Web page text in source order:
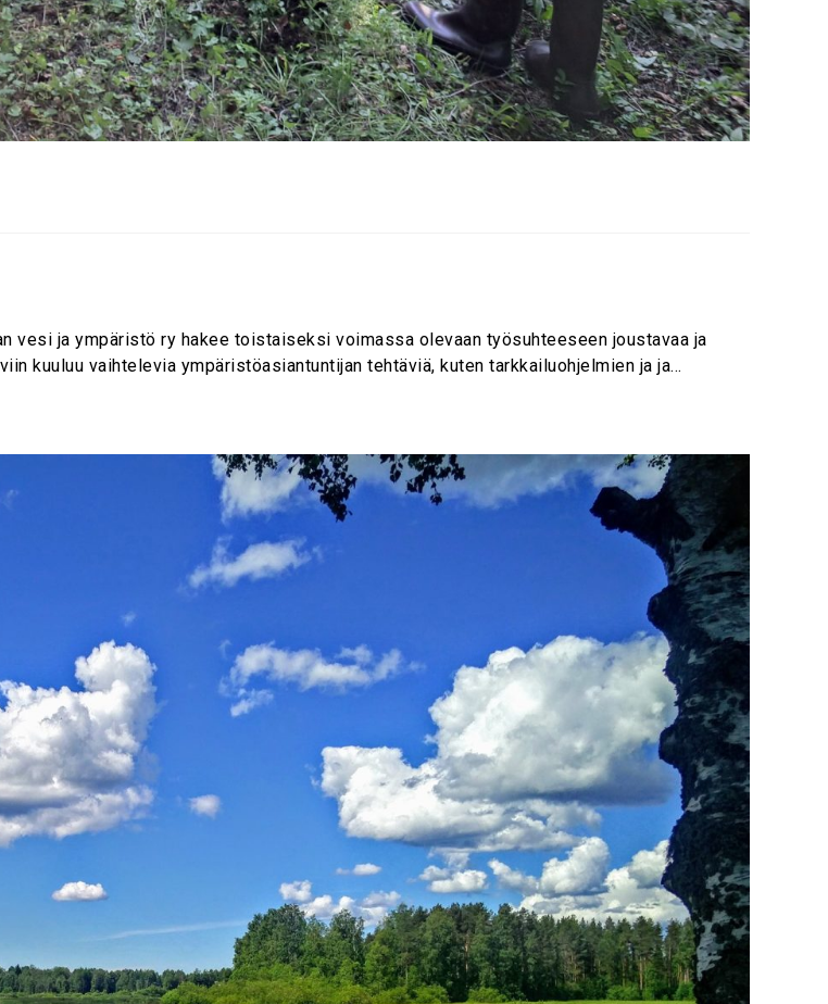
vesi ja ympäristö ry hakee toistaiseksi voimassa olevaan työsuhteeseen joustavaa ja
kuuluu vaihtelevia ympäristöasiantuntijan tehtäviä, kuten tarkkailuohjelmien ja ja…